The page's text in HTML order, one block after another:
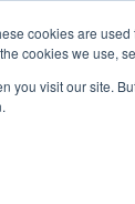
cookies are
cookies we use,
you visit our site.
PRODUKTE